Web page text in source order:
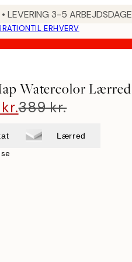
LEVERING 3-5 ARBEJDSDAGE
TIL ERHVERV
Watercolor Lærred
389 kr.
Lærred